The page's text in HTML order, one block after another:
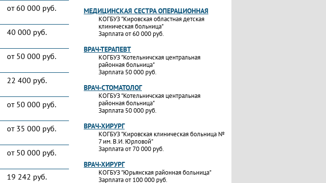
от 60 000 руб.
40 000 руб.
от 50 000 руб.
22 400 руб.
от 50 000 руб.
от 35 000 руб.
от 50 000 руб.
19 242 руб.
МЕДИЦИНСКАЯ СЕСТРА ОПЕРАЦИОННАЯ
КОГБУЗ "Кировская областная детская
клиническая больница"
Зарплата от 60 000 руб.
ВРАЧ-ТЕРАПЕВТ
КОГБУЗ "Котельничская центральная
районная больница"
Зарплата 50 000 руб.
ВРАЧ-СТОМАТОЛОГ
КОГБУЗ "Котельничская центральная
районная больница"
Зарплата 50 000 руб.
ВРАЧ-ХИРУРГ
КОГБУЗ "Кировская клиническая больница №
7 им. В.И. Юрловой"
Зарплата от 70 000 руб.
ВРАЧ-ХИРУРГ
КОГБУЗ "Юрьянская районная больница"
Зарплата от 100 000 руб.